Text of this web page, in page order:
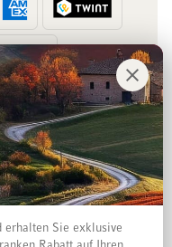
erhalten Sie exklusive